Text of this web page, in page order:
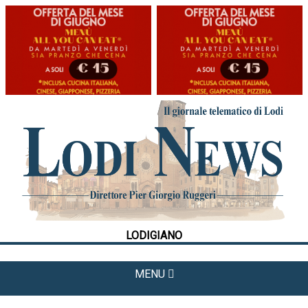
LODIGIANO
MENU
HOME
CRONACA
POLITICA
LA FOTO
METEO
CULTURA